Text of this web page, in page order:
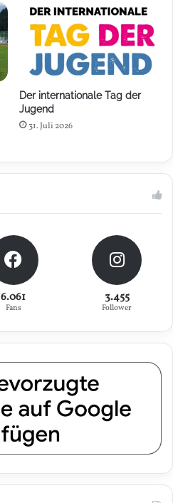
Der internationale Tag der
Jugend
31. Juli 2026
6.061
Fans
3.455
Follower